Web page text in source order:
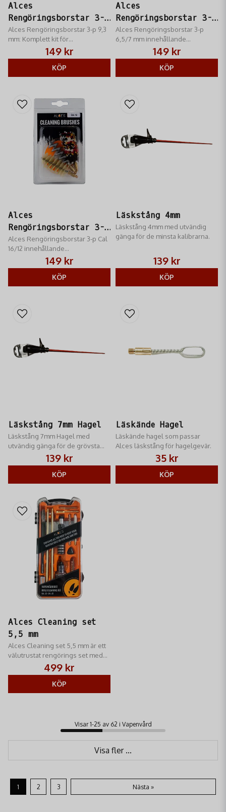
Alces
Rengöringsborstar 3-p
9,3 mm
Alces Rengöringsborstar 3-p 9,3
mm: Komplett kit för
piprengöring. Brons-, nylon- och
moppborste. Essentiellt för
precision i grovkaliber.
149 kr
KÖP
Alces
Rengöringsborstar 3-p
6,5/7 mm
Alces Rengöringsborstar 3-p
6,5/7 mm innehållande
mässingsborste, nylonborste
samt bomullsborste
149 kr
KÖP
Alces
Rengöringsborstar 3-p
Cal 16/12
Alces Rengöringsborstar 3-p Cal
16/12 innehållande
mässingsborste, nylonborste
samt bomullsborste
149 kr
KÖP
Läskstång 4mm
Läskstång 4mm med utvändig
gänga för de minsta kalibrarna.
139 kr
KÖP
Läskstång 7mm Hagel
Läskstång 7mm Hagel med
utvändig gänga för de grövsta
139 kr
KÖP
Läskände Hagel
Läskände hagel som passar
Alces läskstång​ för hagelgevär.
35 kr
KÖP
Alces Cleaning set
5,5 mm
Alces Cleaning set 5,5 mm är ett
välutrustat rengörings set med
praktisk förvaringslåda
499 kr
KÖP
Visar 1-25 av 62 i Vapenvård
Visa fler ...
1 2 3 Nästa »